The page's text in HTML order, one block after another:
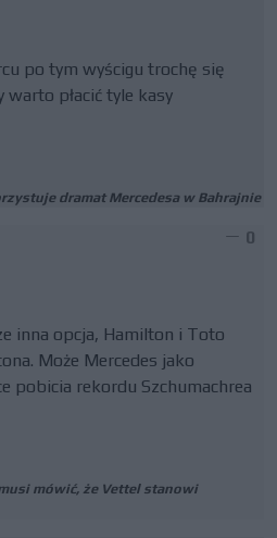
po tym wyścigu trochę się
płacić tyle kasy
dramat Mercedesa w Bahrajnie
0
inna opcja, Hamilton i Toto
Może Mercedes jako
pobicia rekordu Szchumachrea
mówić, że Vettel stanowi